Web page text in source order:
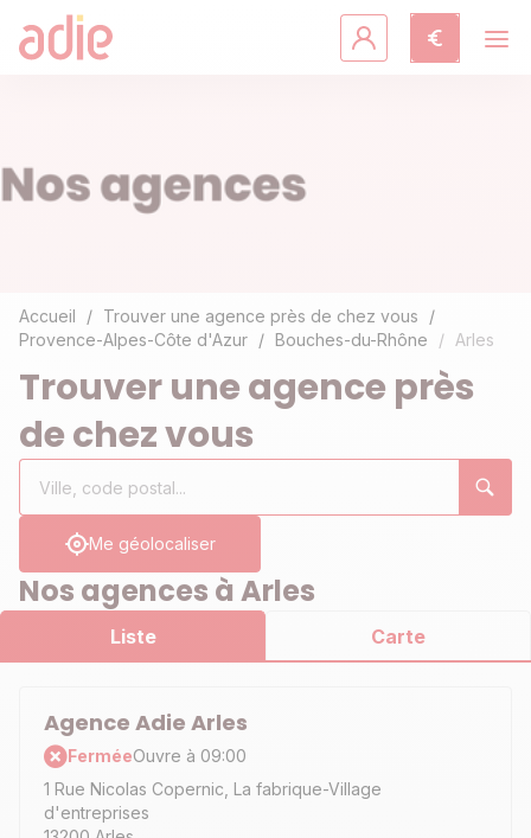
Accompagnement
Agir avec l'Adie
Accueil
Trouver une agence près de chez vous
Provence-Alpes-Côte d'Azur
Bouches-du-Rhône Arles
Trouver une agence près
de chez vous
Rechercher
établissement
Ville,
code
postal...
0
résultat(s)
trouvé(s)
Me géolocaliser
Nos agences à Arles
Liste Carte
Agence Adie Arles
FerméeOuvre à 09:00
1 Rue Nicolas Copernic, La fabrique-Village
d'entreprises